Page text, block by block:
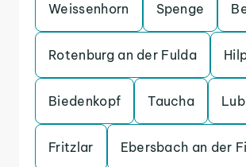
Weissenhorn Spenge
Rotenburg an der Fulda
Biedenkopf Taucha
Fritzlar Ebersbach an der